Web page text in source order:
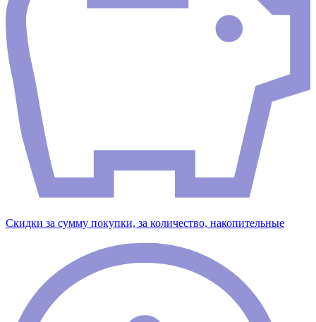
Скидки за сумму покупки, за количество, накопительные